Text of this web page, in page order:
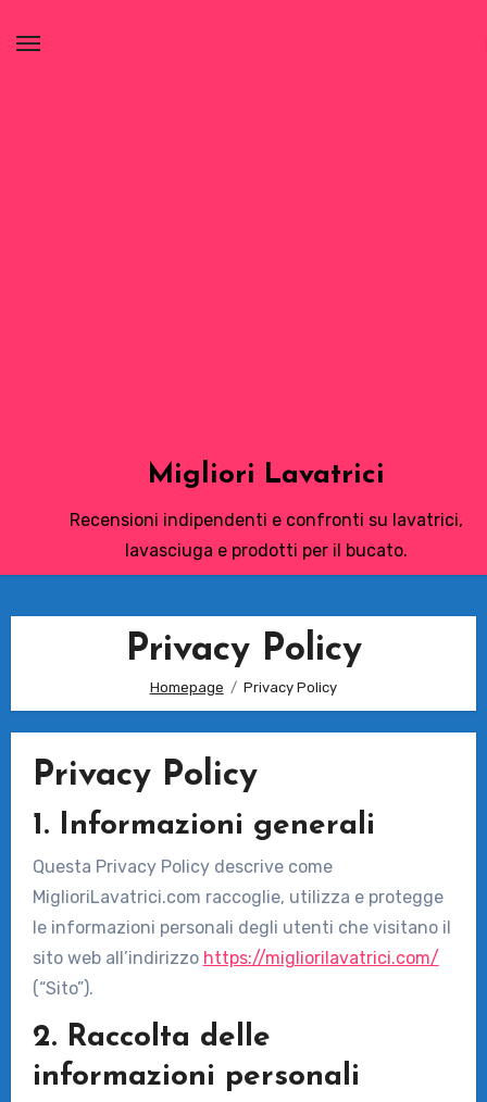
Migliori Lavatrici
Recensioni indipendenti e confronti su lavatrici,
lavasciuga e prodotti per il bucato.
Privacy Policy
Homepage Privacy Policy
Privacy Policy
1. Informazioni generali
Questa Privacy Policy descrive come
MiglioriLavatrici.com raccoglie, utilizza e protegge
le informazioni personali degli utenti che visitano il
sito web all’indirizzo https://migliorilavatrici.com/
(“Sito”).
2. Raccolta delle
informazioni personali